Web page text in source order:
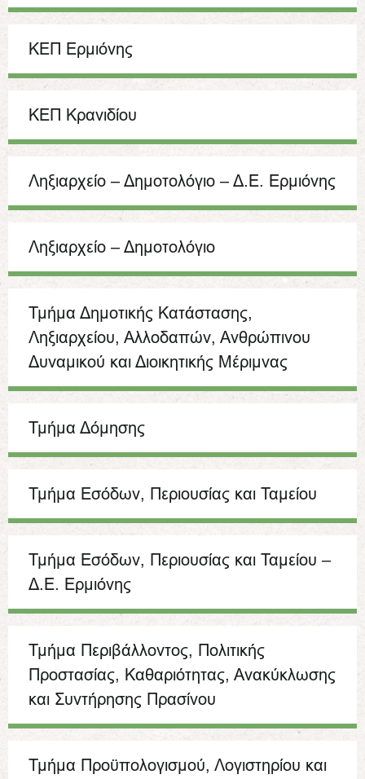
ΚΕΠ Ερμιόνης
ΚΕΠ Κρανιδίου
Ληξιαρχείο – Δημοτολόγιο – Δ.Ε. Ερμιόνης
Ληξιαρχείο – Δημοτολόγιο
Τμήμα Δημοτικής Κατάστασης,
Ληξιαρχείου, Αλλοδαπών, Ανθρώπινου
Δυναμικού και Διοικητικής Μέριμνας
Τμήμα Δόμησης
Τμήμα Εσόδων, Περιουσίας και Ταμείου
Τμήμα Εσόδων, Περιουσίας και Ταμείου –
Δ.Ε. Ερμιόνης
Τμήμα Περιβάλλοντος, Πολιτικής
Προστασίας, Καθαριότητας, Ανακύκλωσης
και Συντήρησης Πρασίνου
Τμήμα Προϋπολογισμού, Λογιστηρίου και